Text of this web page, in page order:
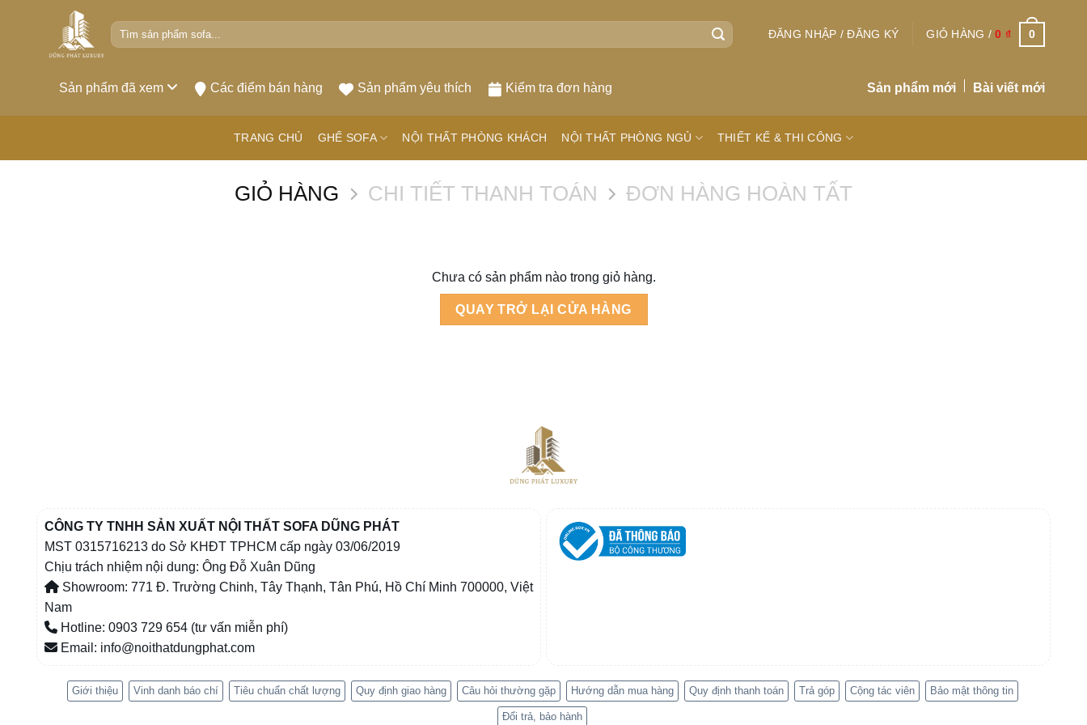
Tìm
kiếm:
ĐĂNG NHẬP / ĐĂNG KÝ GIỎ HÀNG /0 ₫ 0
Sản phẩm đã xem Các điểm bán hàng Sản phẩm yêu thích Kiểm tra đơn hàng Sản phẩm mới Bài viết mới
TRANG CHỦ GHẾ SOFA NỘI THẤT PHÒNG KHÁCH NỘI THẤT PHÒNG NGỦ THIẾT KẾ & THI CÔNG
GIỎ HÀNG CHI TIẾT THANH TOÁN ĐƠN HÀNG HOÀN TẤT
Chưa có sản phẩm nào trong giỏ hàng.
QUAY TRỞ LẠI CỬA HÀNG
CÔNG TY TNHH SẢN XUẤT NỘI THẤT SOFA DŨNG PHÁT
MST 0315716213 do Sở KHĐT TPHCM cấp ngày 03/06/2019
Chịu trách nhiệm nội dung: Ông Đỗ Xuân Dũng
Showroom: 771 Đ. Trường Chinh, Tây Thạnh, Tân Phú, Hồ Chí Minh 700000, Việt
Nam
Hotline: 0903 729 654 (tư vấn miễn phí)
Email: info@noithatdungphat.com
Giới thiệu Vinh danh báo chí Tiêu chuẩn chất lượng Quy định giao hàng Câu hỏi thường gặp Hướng dẫn mua hàng Quy định thanh toán Trả góp Cộng tác viên Bảo mật thông tin
Đổi trả, bảo hành